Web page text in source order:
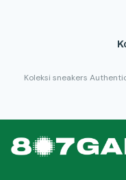
Koleksi sneakers